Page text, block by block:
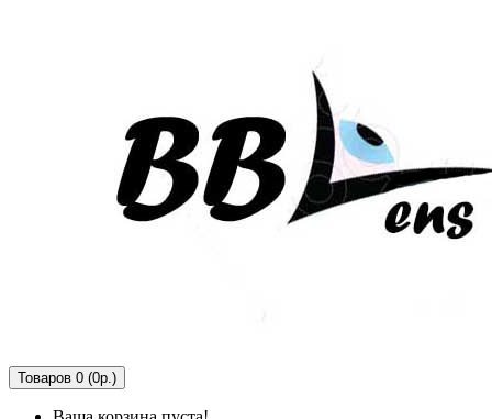
Товаров 0 (0р.)